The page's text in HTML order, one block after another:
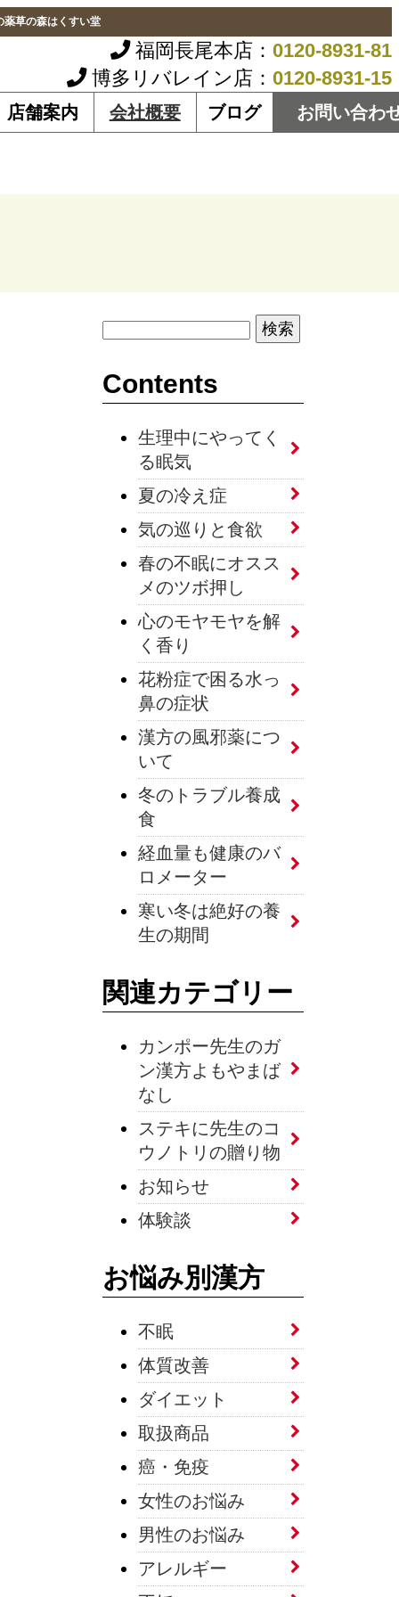
薬草の森はくすい堂
福岡長尾本店： 0120-8931-81
博多リバレイン店： 0120-8931-15
店舗案内 会社概要 ブログ お問い合わ
Contents
生理中にやってく
る眠気
夏の冷え症
気の巡りと食欲
春の不眠にオスス
メのツボ押し
心のモヤモヤを解
く香り
花粉症で困る水っ
鼻の症状
漢方の風邪薬につ
いて
冬のトラブル養成
食
経血量も健康のバ
ロメーター
寒い冬は絶好の養
生の期間
関連カテゴリー
カンポー先生のガ
ン漢方よもやまば
なし
ステキに先生のコ
ウノトリの贈り物
お知らせ
体験談
お悩み別漢方
不眠
体質改善
ダイエット
取扱商品
癌・免疫
女性のお悩み
男性のお悩み
アレルギー